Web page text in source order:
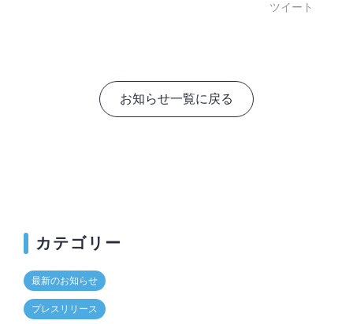
ツイート
お知らせ一覧に戻る
カテゴリー
最新のお知らせ
プレスリリース